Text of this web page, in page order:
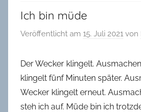
Oldenburg
Ich bin müde
Veröffentlicht am 15. Juli 2021 von
Der Wecker klingelt.
klingelt fünf Minuten später.
Wecker klingelt erneut.
steh ich auf. Müde bin ich